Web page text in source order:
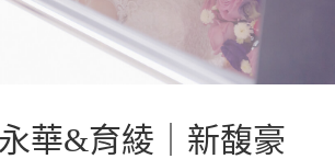
永華&育綾｜新馥豪